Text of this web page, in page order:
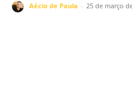
Aécio de Paula - 25 de março